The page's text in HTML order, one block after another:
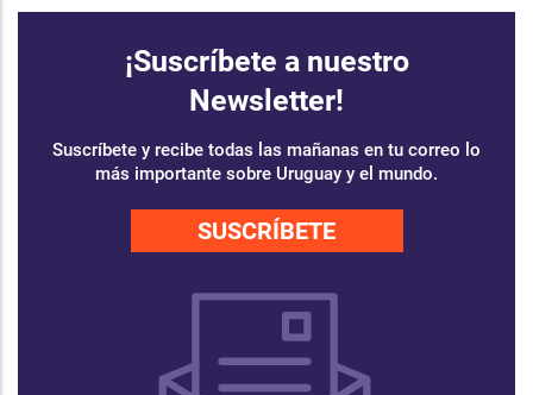
¡Suscríbete a nuestro
Newsletter!
Suscríbete y recibe todas las mañanas en tu correo lo
más importante sobre Uruguay y el mundo.
SUSCRÍBETE